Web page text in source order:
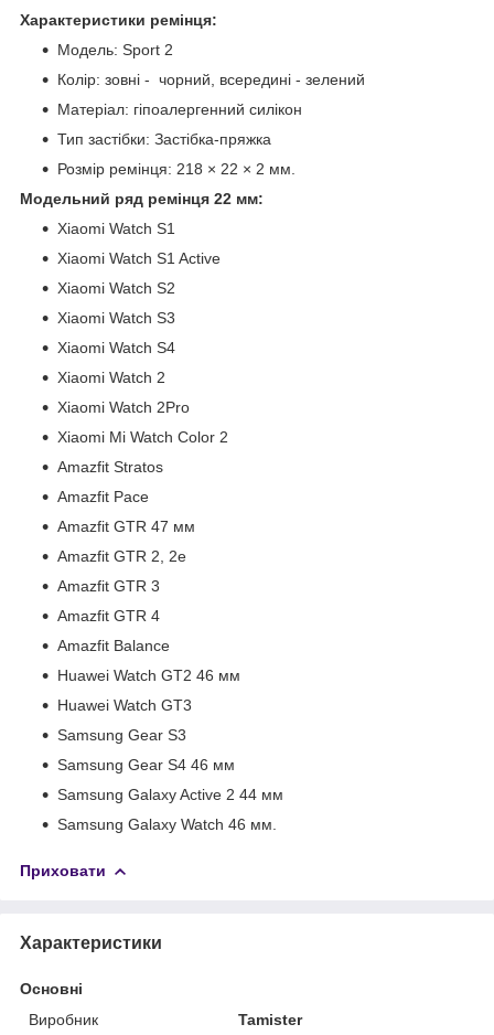
Характеристики ремінця:
Модель: Sport 2
Колір: зовні - чорний, всередині - зелений
Матеріал: гіпоалергенний силікон
Тип застібки: Застібка-пряжка
Розмір ремінця: 218 × 22 × 2 мм.
Модельний ряд ремінця 22 мм:
Xiaomi Watch S1
Xiaomi Watch S1 Active
Xiaomi Watch S2
Xiaomi Watch S3
Xiaomi Watch S4
Xiaomi Watch 2
Xiaomi Watch 2Pro
Xiaomi Mi Watch Color 2
Amazfit Stratos
Amazfit Pace
Amazfit GTR 47 мм
Amazfit GTR 2, 2е
Amazfit GTR 3
Amazfit GTR 4
Amazfit Balance
Huawei Watch GT2 46 мм
Huawei Watch GT3
Samsung Gear S3
Samsung Gear S4 46 мм
Samsung Galaxy Active 2 44 мм
Samsung Galaxy Watch 46 мм.
Приховати
Характеристики
Основні
Виробник
Tamister